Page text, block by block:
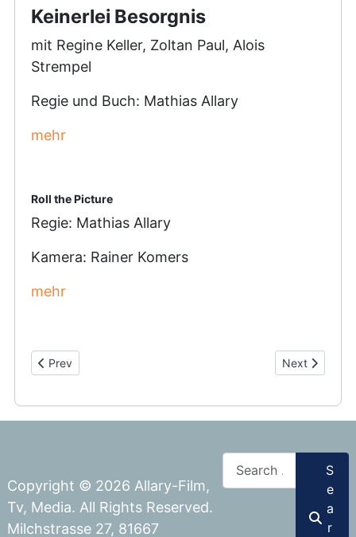
Keinerlei Besorgnis
mit Regine Keller, Zoltan Paul, Alois
Strempel
Regie und Buch: Mathias Allary
mehr
Roll the Picture
Regie: Mathias Allary
Kamera: Rainer Komers
mehr
Previous article: You don´t dream at 18
Prev Next article:
Next
Copyright © 2026 Allary-Film,
Tv, Media. All Rights Reserved.
Milchstrasse 27, 81667
Search
S
e
a
r